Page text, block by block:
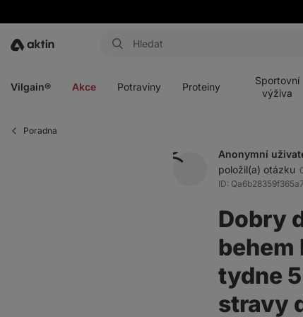
Aktin
Vilgain® Akce Potraviny Proteiny
Sportovní
výživa
Poradna
Anonymní
položil(a) otázku
ID:
Dobry
behem
tydne
stravy